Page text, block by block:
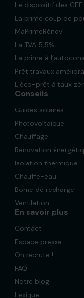
Le dispositif des CEE
La prime coup de
MaPrimeRénov’
La TVA 5,5%
La prime à
Prêt travaux
L’éco-prêt à taux
Conseils
Guides solaires
Photovoltaïque
Chauffage
Rénovation
Isolation thermique
Chauffe-eau
Borne de recharge
Ventilation
En savoir plus
Contact
Espace presse
On recrute !
FAQ
Notre blog
Lexique